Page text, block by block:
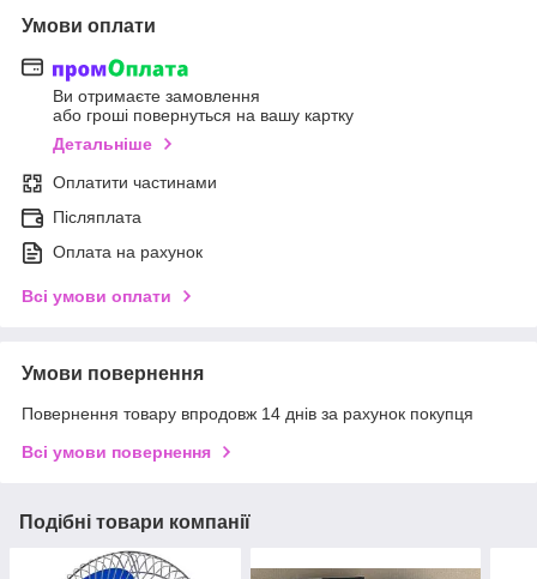
Умови оплати
Ви отримаєте замовлення
або гроші повернуться на вашу картку
Детальніше
Оплатити частинами
Післяплата
Оплата на рахунок
Всі умови оплати
Умови повернення
Повернення товару впродовж 14 днів за рахунок покупця
Всі умови повернення
Подібні товари компанії